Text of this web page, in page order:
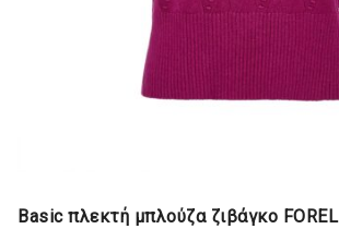
Basic πλεκτή μπλούζα ζιβάγκο FOREL